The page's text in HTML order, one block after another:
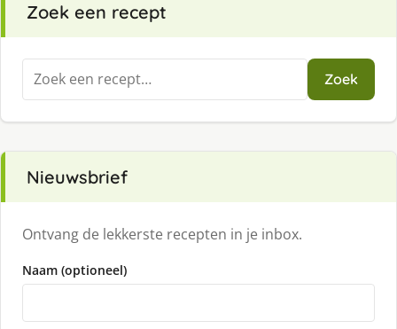
Zoek een recept
Zoeken
naar:
Zoek
Nieuwsbrief
Ontvang de lekkerste recepten in je inbox.
Naam (optioneel)